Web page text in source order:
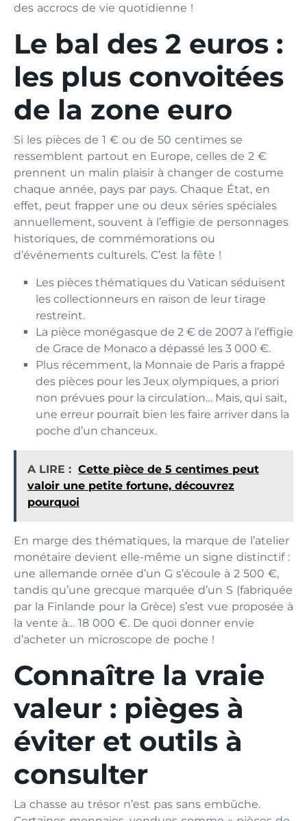
des accrocs de vie quotidienne !
Le bal des 2 euros :
les plus convoitées
de la zone euro
Si les pièces de 1 € ou de 50 centimes se
ressemblent partout en Europe, celles de 2 €
prennent un malin plaisir à changer de costume
chaque année, pays par pays. Chaque État, en
effet, peut frapper une ou deux séries spéciales
annuellement, souvent à l’effigie de personnages
historiques, de commémorations ou
d’événements culturels. C’est la fête !
Les pièces thématiques du Vatican séduisent
les collectionneurs en raison de leur tirage
restreint.
La pièce monégasque de 2 € de 2007 à l’effigie
de Grace de Monaco a dépassé les 3 000 €.
Plus récemment, la Monnaie de Paris a frappé
des pièces pour les Jeux olympiques, a priori
non prévues pour la circulation… Mais, qui sait,
une erreur pourrait bien les faire arriver dans la
poche d’un chanceux.
A LIRE : Cette pièce de 5 centimes peut
valoir une petite fortune, découvrez
pourquoi
En marge des thématiques, la marque de l’atelier
monétaire devient elle-même un signe distinctif :
une allemande ornée d’un G s’écoule à 2 500 €,
tandis qu’une grecque marquée d’un S (fabriquée
par la Finlande pour la Grèce) s’est vue proposée à
la vente à… 18 000 €. De quoi donner envie
d’acheter un microscope de poche !
Connaître la vraie
valeur : pièges à
éviter et outils à
consulter
La chasse au trésor n’est pas sans embûche.